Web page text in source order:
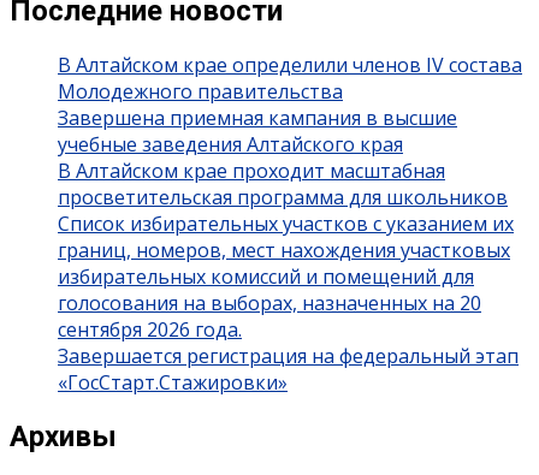
Последние новости
В Алтайском крае определили членов IV состава
Молодежного правительства
Завершена приемная кампания в высшие
учебные заведения Алтайского края
В Алтайском крае проходит масштабная
просветительская программа для школьников
Список избирательных участков с указанием их
границ, номеров, мест нахождения участковых
избирательных комиссий и помещений для
голосования на выборах, назначенных на 20
сентября 2026 года.
Завершается регистрация на федеральный этап
«ГосСтарт.Стажировки»
Архивы